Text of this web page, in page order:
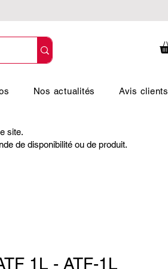
Nos actualités Avis clients
site.
de disponibilité ou de produit.
1L - ATF-1L